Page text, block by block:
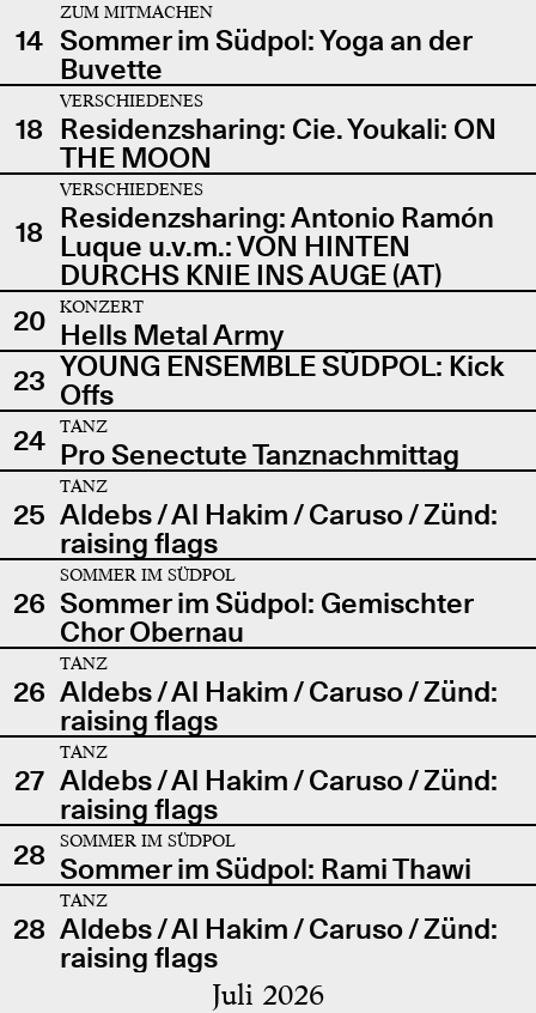
14
ZUM MITMACHEN
Sommer im Südpol: Yoga an der
Buvette
18
VERSCHIEDENES
Residenzsharing: Cie. Youkali: ON
THE MOON
18
VERSCHIEDENES
Residenzsharing: Antonio Ramón
Luque u.v.m.: VON HINTEN
DURCHS KNIE INS AUGE (AT)
20
KONZERT
Hells Metal Army
23 YOUNG ENSEMBLE SÜDPOL: Kick
Offs
24
TANZ
Pro Senectute Tanznachmittag
25
TANZ
Aldebs / Al Hakim / Caruso / Zünd:
raising flags
26
SOMMER IM SÜDPOL
Sommer im Südpol: Gemischter
Chor Obernau
26
TANZ
Aldebs / Al Hakim / Caruso / Zünd:
raising flags
27
TANZ
Aldebs / Al Hakim / Caruso / Zünd:
raising flags
28
SOMMER IM SÜDPOL
Sommer im Südpol: Rami Thawi
28
TANZ
Aldebs / Al Hakim / Caruso / Zünd:
raising flags
Juli 2026